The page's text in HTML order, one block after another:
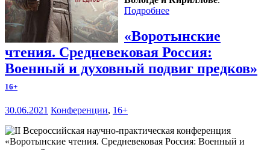
Подробнее
«Воротынские
чтения. Средневековая Россия:
Военный и духовный подвиг предков»
16+
30.06.2021 Конференции, 16+